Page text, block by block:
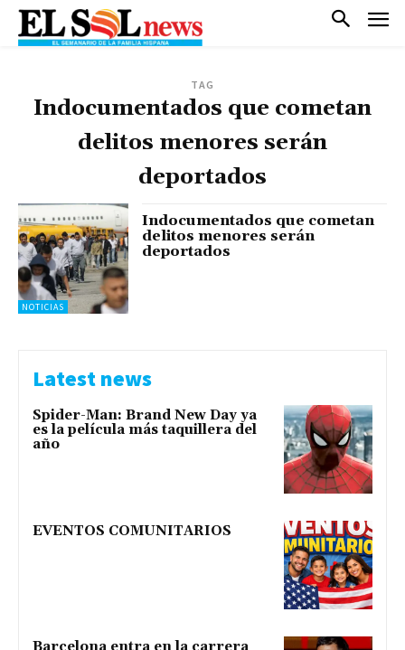
TAG
Indocumentados que cometan
delitos menores serán
deportados
NOTICIAS
Indocumentados que cometan
delitos menores serán
deportados
Latest news
Spider-Man: Brand New Day ya
es la película más taquillera del
año
EVENTOS COMUNITARIOS
Barcelona entra en la carrera